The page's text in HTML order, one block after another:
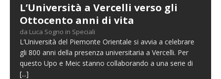
L’Università a Vercelli verso gli
Ottocento anni di vita
da Luca Sogno in Speciali
L’Università del Piemonte Orientale si avvia a celebrare
gli 800 anni della presenza universitaria a Vercelli. Per
questo Upo e Meic stanno collaborando a una serie di
[...]